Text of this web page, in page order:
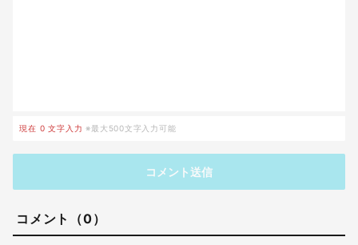
現在 0 文字入力 ※最大500文字入力可能
コメント送信
コメント（0）